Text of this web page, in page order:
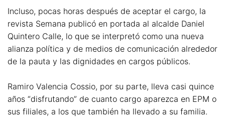
Incluso, pocas horas después de aceptar el cargo, la
revista Semana publicó en portada al alcalde Daniel
Quintero Calle, lo que se interpretó como una nueva
alianza política y de medios de comunicación alrededor
de la pauta y las dignidades en cargos públicos.
Ramiro Valencia Cossio, por su parte, lleva casi quince
años “disfrutando” de cuanto cargo aparezca en EPM o
sus filiales, a los que también ha llevado a su familia.